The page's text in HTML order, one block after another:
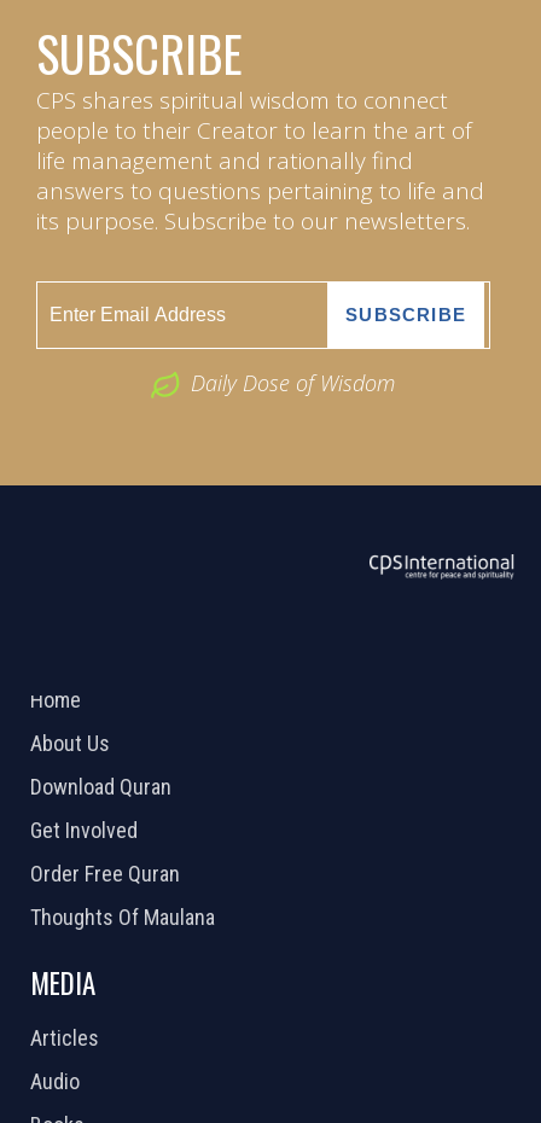
SUBSCRIBE
CPS shares spiritual wisdom to connect
people to their Creator to learn the art of
life management and rationally find
answers to questions pertaining to life and
its purpose. Subscribe to our newsletters.
Daily Dose of Wisdom
Home
About Us
Download Quran
Get Involved
Order Free Quran
Thoughts Of Maulana
MEDIA
Articles
Audio